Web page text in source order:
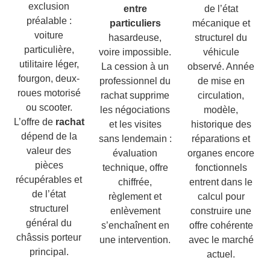
exclusion
préalable :
voiture
particulière,
utilitaire léger,
fourgon, deux-
roues motorisé
ou scooter.
L’offre de rachat
dépend de la
valeur des
pièces
récupérables et
de l’état
structurel
général du
châssis porteur
principal.
entre
particuliers
hasardeuse,
voire impossible.
La cession à un
professionnel du
rachat supprime
les négociations
et les visites
sans lendemain :
évaluation
technique, offre
chiffrée,
règlement et
enlèvement
s’enchaînent en
une intervention.
de l’état
mécanique et
structurel du
véhicule
observé. Année
de mise en
circulation,
modèle,
historique des
réparations et
organes encore
fonctionnels
entrent dans le
calcul pour
construire une
offre cohérente
avec le marché
actuel.